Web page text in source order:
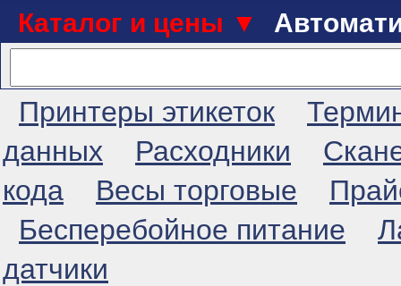
Каталог и цены ▼
Принтеры этикеток
данных
Расходники
кода
Весы торговые
Бесперебойное питание
датчики